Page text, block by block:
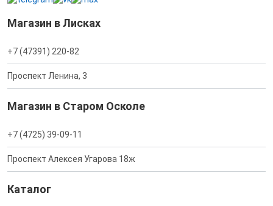
Магазин в Лисках
+7 (47391) 220-82
Проспект Ленина, 3
Магазин в Старом Осколе
+7 (4725) 39-09-11
Проспект Алексея Угарова 18ж
Каталог